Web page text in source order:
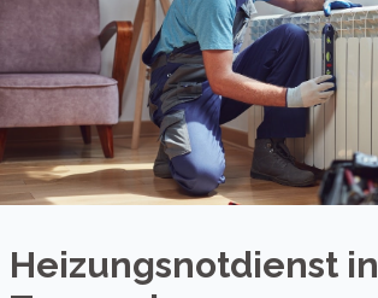
Heizungsnotdienst in